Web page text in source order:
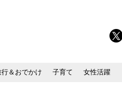
行＆おでかけ 子育て 女性活躍